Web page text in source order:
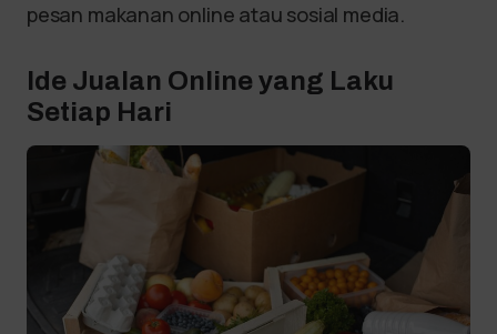
pesan makanan online atau sosial media.
Ide Jualan Online yang Laku
Setiap Hari